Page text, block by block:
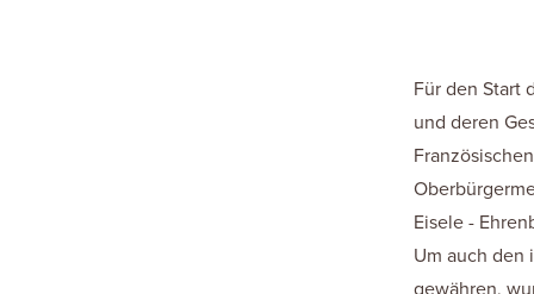
Für den Start
und deren
Eisele -
Um auch den
gewähren,